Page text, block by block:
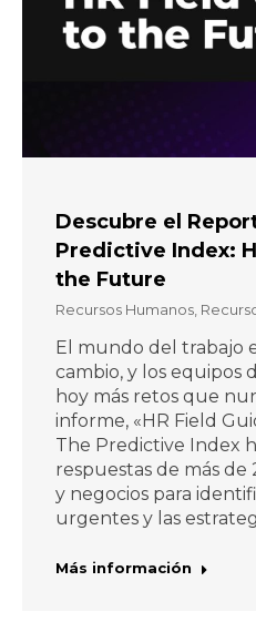
Descubre el
Predictive Index:
the Future
Recursos Humanos
El mundo del trabajo
cambio, y los equipos
hoy más retos que
informe, «HR Field
The Predictive Index
respuestas de más
y negocios para
urgentes y las
Más información